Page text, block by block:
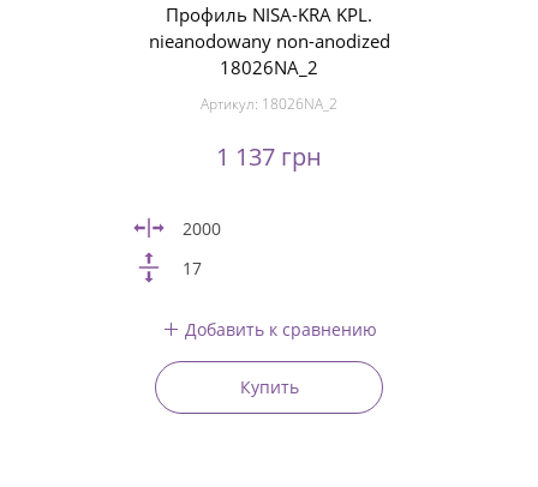
Профиль NISA-KRA KPL.
nieanodowany non-anodized
18026NA_2
Артикул: 18026NA_2
1 137 грн
2000
17
Добавить к сравнению
Купить